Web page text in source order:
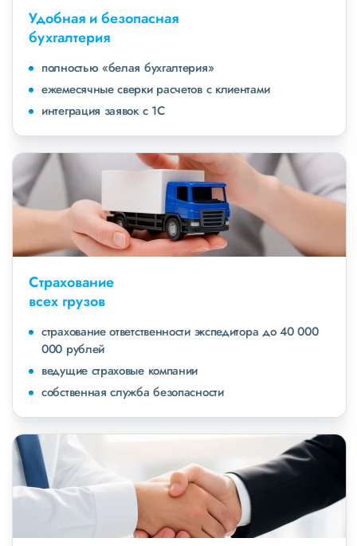
Удобная и безопасная
бухгалтерия
полностью «белая бухгалтерия»
ежемесячные сверки расчетов с клиентами
интеграция заявок с 1С
Страхование
всех грузов
страхование ответственности экспедитора до 40 000
000 рублей
ведущие страховые компании
собственная служба безопасности